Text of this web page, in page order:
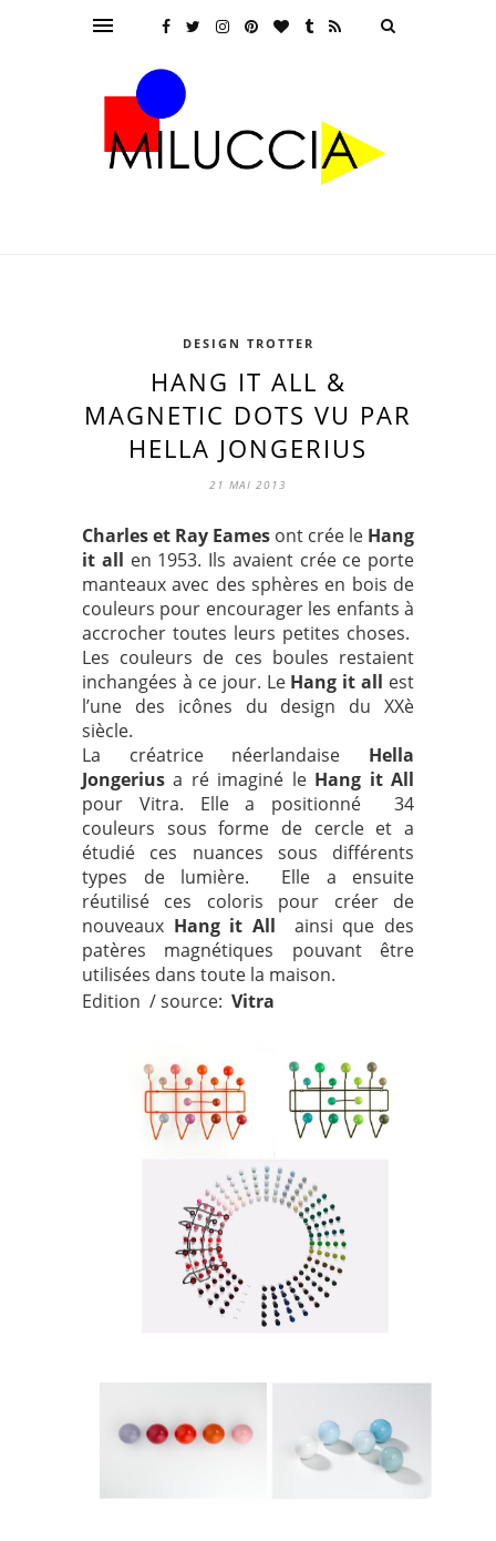
DESIGN TROTTER
HANG IT ALL &
MAGNETIC DOTS VU PAR
HELLA JONGERIUS
21 MAI 2013
Charles et Ray Eames ont crée le Hang
it all en 1953. Ils avaient crée ce porte
manteaux avec des sphères en bois de
couleurs pour encourager les enfants à
accrocher toutes leurs petites choses.
Les couleurs de ces boules restaient
inchangées à ce jour. Le Hang it all est
l’une des icônes du design du XXè
siècle.
La créatrice néerlandaise Hella
Jongerius a ré imaginé le Hang it All
pour Vitra. Elle a positionné 34
couleurs sous forme de cercle et a
étudié ces nuances sous différents
types de lumière. Elle a ensuite
réutilisé ces coloris pour créer de
nouveaux Hang it All
ainsi que des
patères magnétiques pouvant être
utilisées dans toute la maison.
Edition / source: Vitra